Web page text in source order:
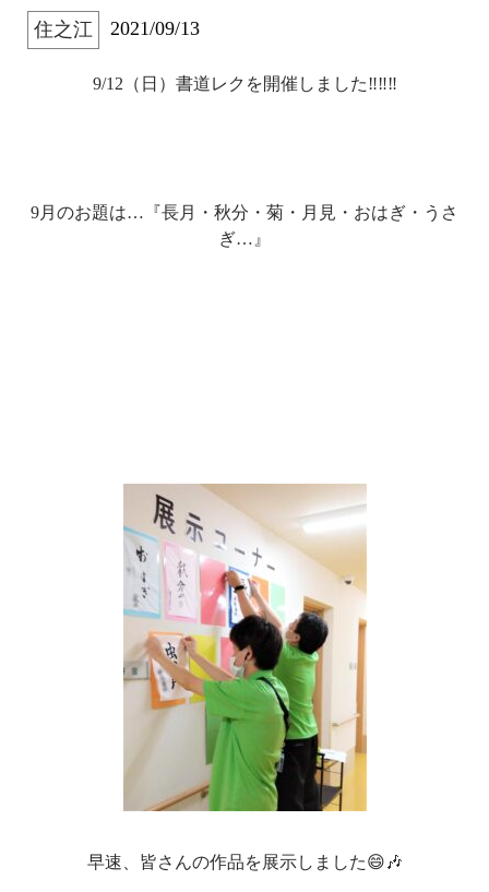
住之江 2021/09/13
9/12（日）書道レクを開催しました‼‼‼
9月のお題は…『長月・秋分・菊・月見・おはぎ・うさ
ぎ…』
早速、皆さんの作品を展示しました😄🎶